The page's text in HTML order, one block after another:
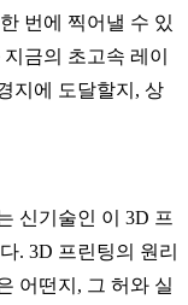
번에 찍어낼 수 있
금의 초고속 레이
지에 도달할지 , 상
신기술인 이 3D 프
. 3D 프린팅의 원리
어떤지 , 그 허와 실